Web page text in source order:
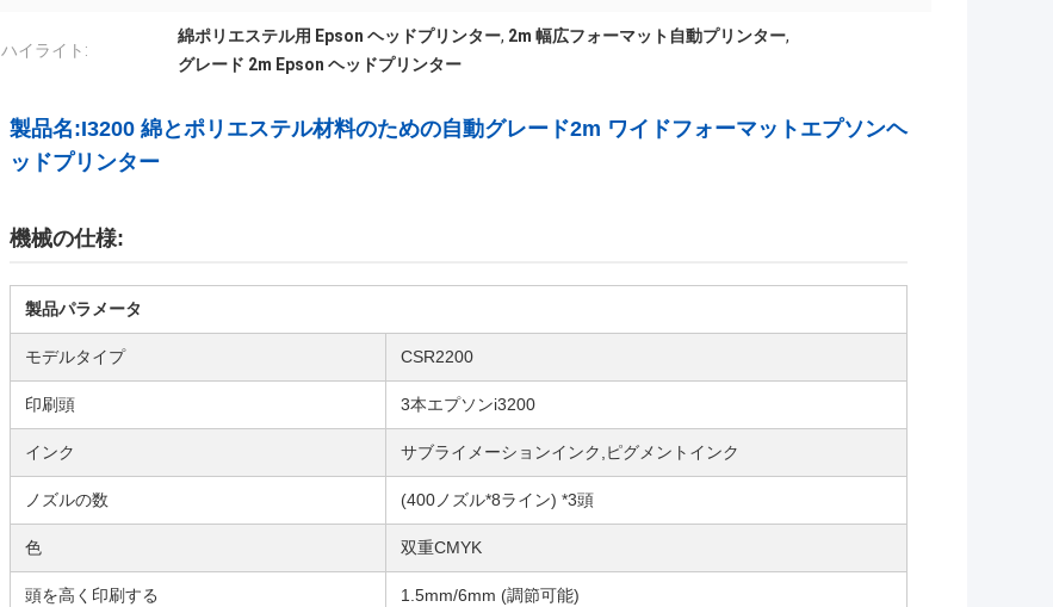
ハイライト:
綿ポリエステル用 Epson ヘッドプリンター, 2m 幅広フォーマット自動プリンター,
グレード 2m Epson ヘッドプリンター
製品名:I3200 綿とポリエステル材料のための自動グレード2m ワイドフォーマットエプソンヘ
ッドプリンター
機械の仕様:
製品パラメータ
モデルタイプ CSR2200
印刷頭 3本エプソンi3200
インク サブライメーションインク,ピグメントインク
ノズルの数 (400ノズル*8ライン) *3頭
色 双重CMYK
頭を高く印刷する 1.5mm/6mm (調節可能)